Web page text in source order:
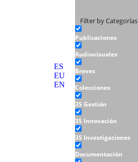
ES
EU
EN
Filter by Categorías
Publicaciones
Audiovisuales
Breves
Colecciones
3S Gestión
3S Innovación
3S Investigaciones
Documentación